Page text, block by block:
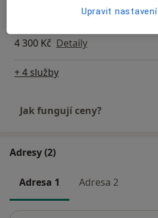
4 300 Kč Detaily
+ 4 služby
Jak fungují ceny?
Adresy (2)
Adresa 1 Adresa 2
Upravit nastavení